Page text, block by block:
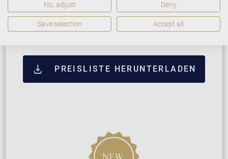
ZUSATZLEISTUNGEN FÜR C. BECHSTEIN
CONCERT L-167
PREISLISTE HERUNTERLADEN
No, adjust Deny
Save selection Accept all